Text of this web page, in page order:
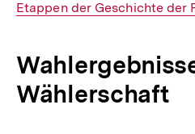
Link:
Etappen der Geschichte der
Wählerschaft